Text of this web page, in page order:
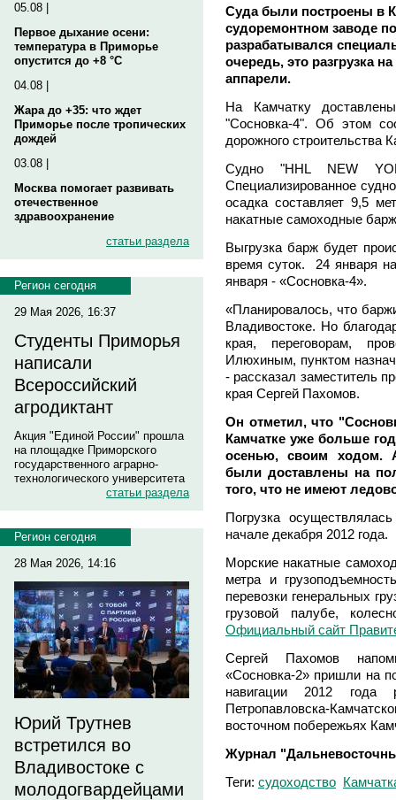
05.08 |
Первое дыхание осени:
температура в Приморье
опустится до +8 °C
04.08 |
Жара до +35: что ждет
Приморье после тропических
дождей
03.08 |
Москва помогает развивать
отечественное
здравоохранение
статьи раздела
Регион сегодня
29 Мая 2026, 16:37
Студенты Приморья
написали
Всероссийский
агродиктант
Акция "Единой России" прошла
на площадке Приморского
государственного аграрно-
технологического университета
статьи раздела
Регион сегодня
28 Мая 2026, 14:16
Юрий Трутнев
встретился во
Владивостоке с
молодогвардейцами
Суда были построены в
судоремонтном заводе
разрабатывался
очередь, это разгрузка
аппарели.
На Камчатку
"Сосновка-4". Об этом
дорожного строительства
Судно "HHL NEW
Специализированное
осадка составляет 9,5
накатные самоходные
Выгрузка барж будет
время суток. 24 января
января - «Сосновка-4».
«Планировалось, что
Владивостоке. Но
края, переговорам,
Илюхиным, пунктом
- рассказал заместитель
края Сергей Пахомов.
Он отметил, что
Камчатке уже больше
осенью, своим ходом.
были доставлены на
того, что не имеют
Погрузка
начале декабря 2012 года.
Морские накатные
метра и
перевозки генеральных
грузовой палубе,
Официальный сайт
Сергей Пахомов
«Сосновка-2» пришли на
навигации 2012 года
Петропавловска-
восточном побережьях
Журнал
Теги: судоходство